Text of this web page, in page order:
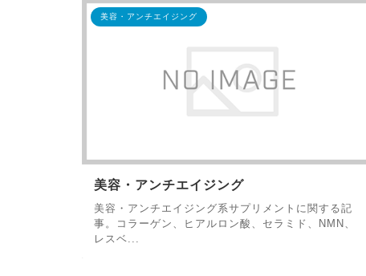
美容・アンチエイジング
美容・アンチエイジング
美容・アンチエイジング系サプリメントに関する記
事。コラーゲン、ヒアルロン酸、セラミド、NMN、
レスベ...